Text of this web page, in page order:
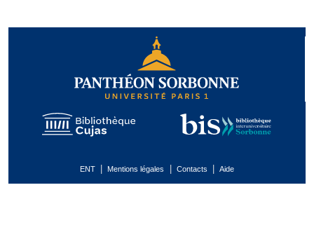
ENT | Mentions légales | Contacts | Aide